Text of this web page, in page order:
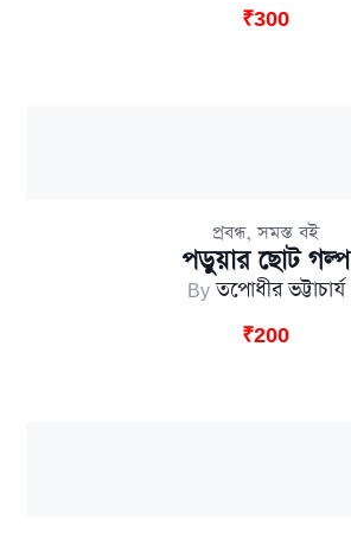
₹300
প্রবন্ধ,সমস্ত বই
পড়ুয়ার ছোট গল্প
Byতপোধীর ভট্টাচার্য
₹200